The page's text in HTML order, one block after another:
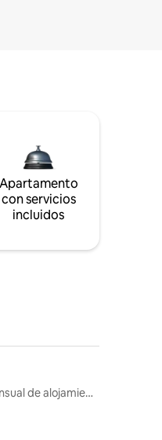
Apartamento
con servicios
incluidos
Renta mensual de alojamientos